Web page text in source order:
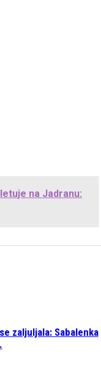
na Jadranu:
zaljuljala: Sabalenka